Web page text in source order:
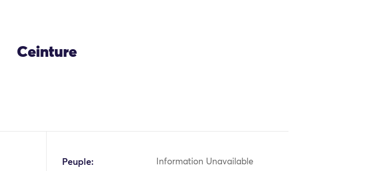
Ceinture
Peuple: Information Unavailable